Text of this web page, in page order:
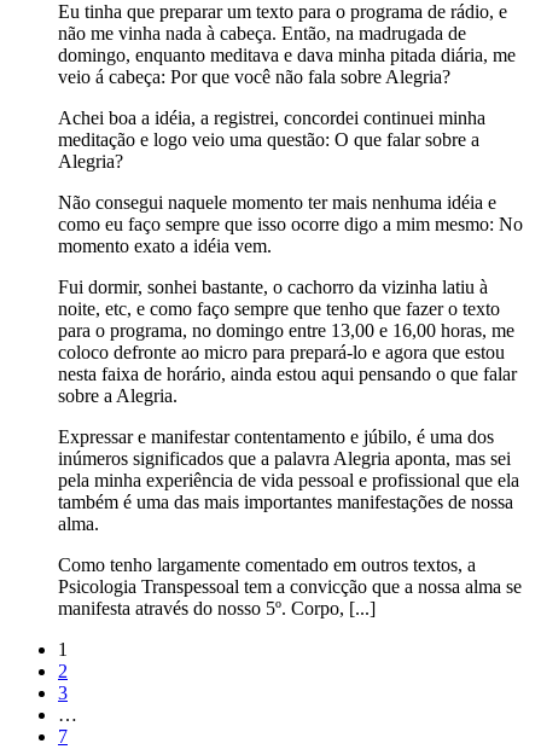
Eu tinha que preparar um texto para o programa de rádio, e
não me vinha nada à cabeça. Então, na madrugada de
domingo, enquanto meditava e dava minha pitada diária, me
veio á cabeça: Por que você não fala sobre Alegria?
Achei boa a idéia, a registrei, concordei continuei minha
meditação e logo veio uma questão: O que falar sobre a
Alegria?
Não consegui naquele momento ter mais nenhuma idéia e
como eu faço sempre que isso ocorre digo a mim mesmo: No
momento exato a idéia vem.
Fui dormir, sonhei bastante, o cachorro da vizinha latiu à
noite, etc, e como faço sempre que tenho que fazer o texto
para o programa, no domingo entre 13,00 e 16,00 horas, me
coloco defronte ao micro para prepará-lo e agora que estou
nesta faixa de horário, ainda estou aqui pensando o que falar
sobre a Alegria.
Expressar e manifestar contentamento e júbilo, é uma dos
inúmeros significados que a palavra Alegria aponta, mas sei
pela minha experiência de vida pessoal e profissional que ela
também é uma das mais importantes manifestações de nossa
alma.
Como tenho largamente comentado em outros textos, a
Psicologia Transpessoal tem a convicção que a nossa alma se
manifesta através do nosso 5º. Corpo, [...]
1
2
3
…
7